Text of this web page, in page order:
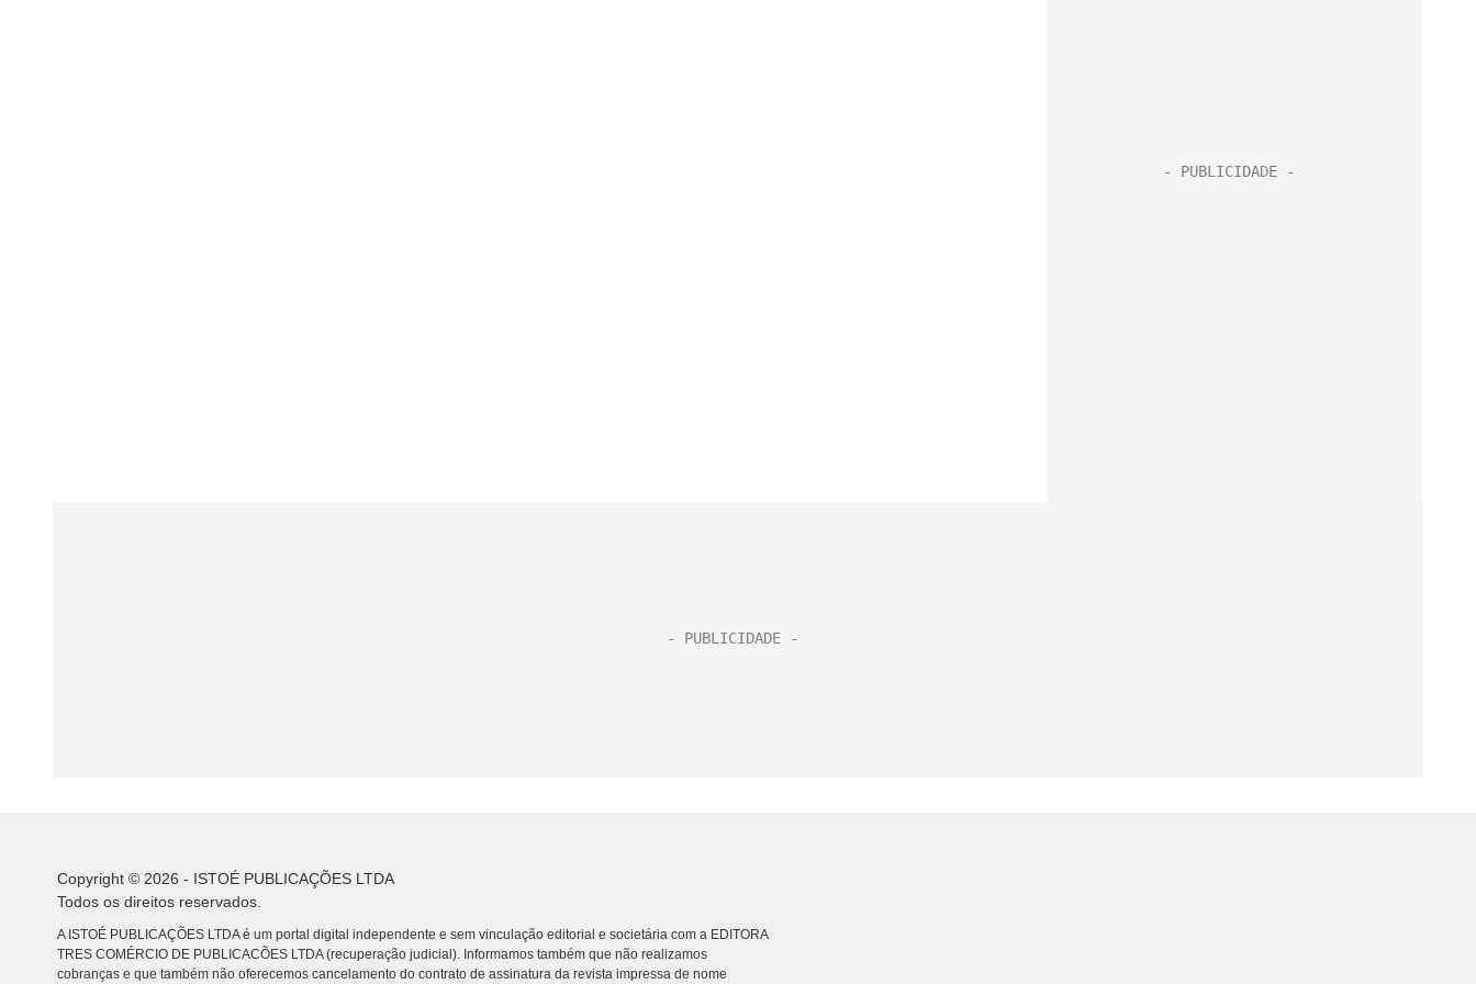
Copyright © 2026 - ISTOÉ PUBLICAÇÕES LTDA
Todos os direitos reservados.
A ISTOÉ PUBLICAÇÕES LTDA é um portal digital independente e sem vinculação editorial e societária com a EDITORA
TRES COMÉRCIO DE PUBLICACÕES LTDA (recuperação judicial). Informamos também que não realizamos
cobranças e que também não oferecemos cancelamento do contrato de assinatura da revista impressa de nome